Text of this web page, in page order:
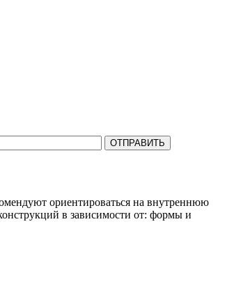
ориентироваться на внутреннюю
в зависимости от: формы и